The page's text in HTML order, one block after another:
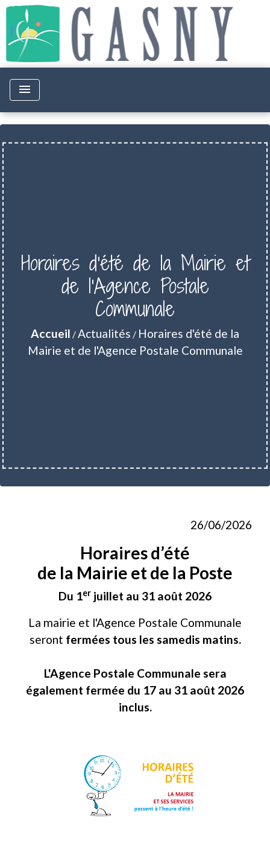
menu
Horaires d'été de la Mairie et
de l'Agence Postale
Communale
Accueil /Actualités / Horaires d'été de la
Mairie et de l'Agence Postale Communale
26/06/2026
Horaires d’été
de la Mairie et de la Poste
Du 1er juillet au 31 août 2026
La mairie et l'Agence Postale Communale
seront fermées tous les samedis matins.
L'Agence Postale Communale sera
également fermée du 17 au 31 août 2026
inclus.